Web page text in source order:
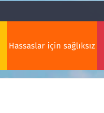
Hassaslar için sağlıksız